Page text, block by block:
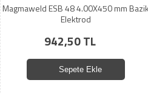
Magmaweld ESB 48 4.00X450 mm Bazik
Elektrod
942,50 TL
Sepete Ekle